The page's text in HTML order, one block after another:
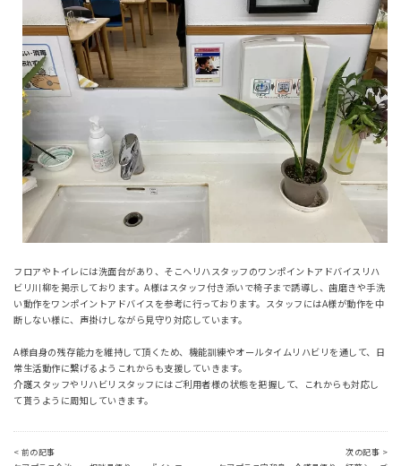
フロアやトイレには洗面台があり、そこへリハスタッフのワンポイントアドバイスリハ
ビリ川柳を掲示しております。A様はスタッフ付き添いで椅子まで誘導し、歯磨きや手洗
い動作をワンポイントアドバイスを参考に行っております。スタッフにはA様が動作を中
断しない様に、声掛けしながら見守り対応しています。
A様自身の残存能力を維持して頂くため、機能訓練やオールタイムリハビリを通して、日
常生活動作に繋げるようこれからも支援していきます。
介護スタッフやリハビリスタッフにはご利用者様の状態を把握して、これからも対応し
て貰うように周知していきます。
< 前の記事
次の記事 >